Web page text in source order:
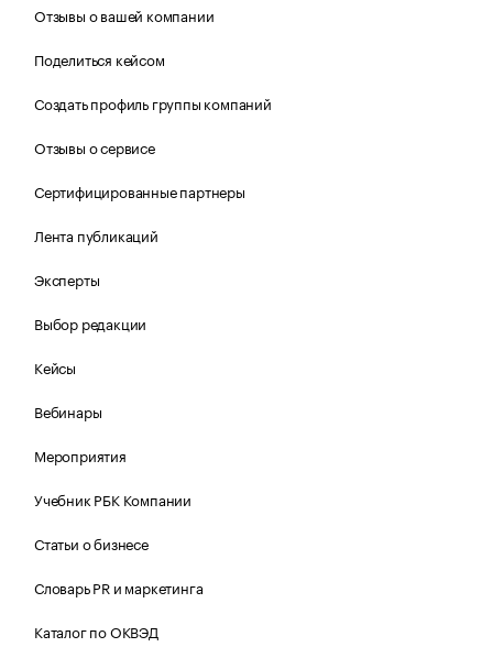
Отзывы о вашей компании
Поделиться кейсом
Создать профиль группы компаний
Отзывы о сервисе
Сертифицированные партнеры
Лента публикаций
Эксперты
Выбор редакции
Кейсы
Вебинары
Мероприятия
Учебник РБК Компании
Статьи о бизнесе
Словарь PR и маркетинга
Каталог по ОКВЭД